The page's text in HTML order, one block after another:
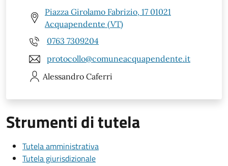
Piazza Girolamo Fabrizio, 17 01021
Acquapendente (VT)
0763 7309204
protocollo@comuneacquapendente.it
Alessandro Caferri
Strumenti di tutela
Tutela amministrativa
Tutela giurisdizionale